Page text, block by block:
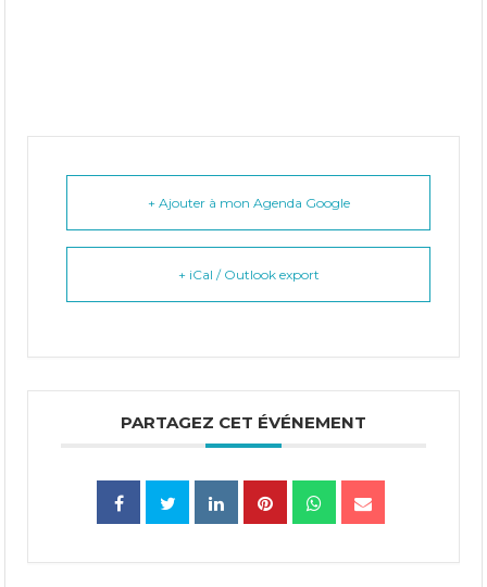
+ Ajouter à mon Agenda Google
+ iCal / Outlook export
PARTAGEZ CET ÉVÉNEMENT